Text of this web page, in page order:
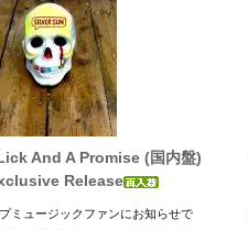
And A Promise (国内盤)
Release
ミュージックファンにお知らせで